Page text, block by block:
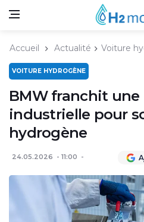
Accueil Actualité Voiture
VOITURE HYDROGÈNE
BMW franchit
industrielle pour
hydrogène
24.05.2026 11:00